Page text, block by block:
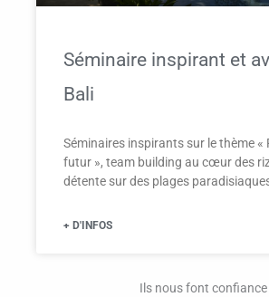
Séminaire inspirant et
Bali
Séminaires inspirants sur le thème «
futur », team building au cœur des
détente sur des plages
+ D'INFOS
Ils nous font confiance​